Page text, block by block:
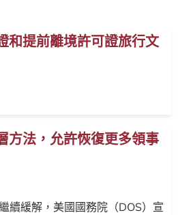
和提前離境許可證旅行文
方法，允許恢復更多領事
續緩解，美國國務院（DOS）宣